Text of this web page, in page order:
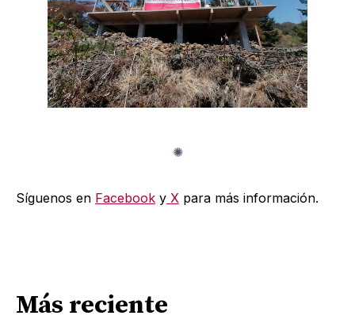
Síguenos en Facebook y X para más información.
Más reciente